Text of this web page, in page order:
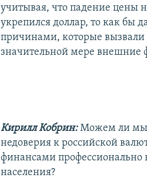
учитывая, что падение цены
укрепился доллар, то как бы
причинами, которые вызвали
значительной мере внешние
Кирилл Кобрин:Можем ли мы
недоверия к российской
финансами профессионально
населения?